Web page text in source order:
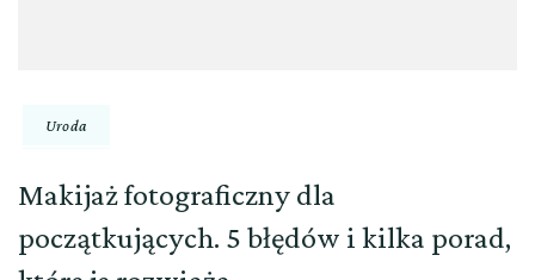
Uroda
Makijaż fotograficzny dla
początkujących. 5 błędów i kilka porad,